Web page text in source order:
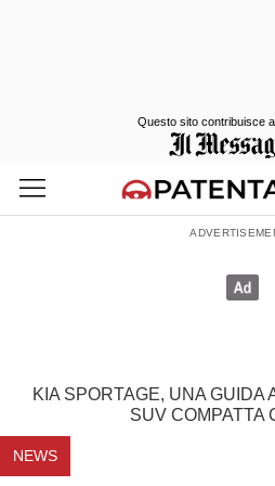
KIA SPORTAGE, UNA GUIDA
SUV COMPATTA
NEWS
Questo sito contribuisce